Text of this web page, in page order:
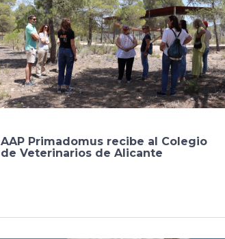
AAP Primadomus recibe al Colegio
de Veterinarios de Alicante